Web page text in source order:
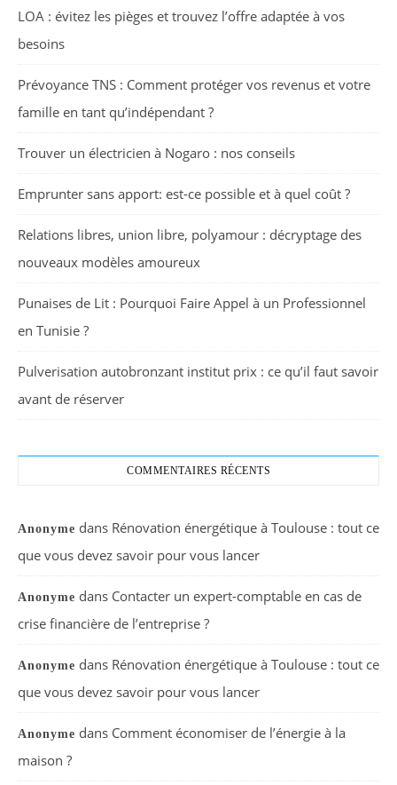
LOA : évitez les pièges et trouvez l’offre adaptée à vos
besoins
Prévoyance TNS : Comment protéger vos revenus et votre
famille en tant qu’indépendant ?
Trouver un électricien à Nogaro : nos conseils
Emprunter sans apport: est-ce possible et à quel coût ?
Relations libres, union libre, polyamour : décryptage des
nouveaux modèles amoureux
Punaises de Lit : Pourquoi Faire Appel à un Professionnel
en Tunisie ?
Pulverisation autobronzant institut prix : ce qu’il faut savoir
avant de réserver
COMMENTAIRES RÉCENTS
Anonyme dans Rénovation énergétique à Toulouse : tout ce
que vous devez savoir pour vous lancer
Anonyme dans Contacter un expert-comptable en cas de
crise financière de l’entreprise ?
Anonyme dans Rénovation énergétique à Toulouse : tout ce
que vous devez savoir pour vous lancer
Anonyme dans Comment économiser de l’énergie à la
maison ?